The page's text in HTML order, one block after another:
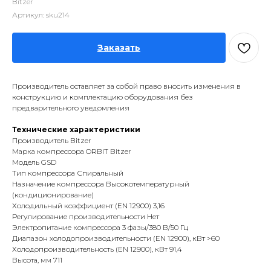
Артикул: sku214
Заказать
Производитель оставляет за собой право вносить изменения в
конструкцию и комплектацию оборудования без
предварительного уведомления
Технические характеристики
Производитель Bitzer
Марка компрессора ORBIT Bitzer
Модель GSD
Тип компрессора Спиральный
Назначение компрессора Высокотемпературный
(кондиционирование)
Холодильный коэффициент (EN 12900) 3,16
Регулирование производительности Нет
Электропитание компрессора 3 фазы/380 В/50 Гц
Диапазон холодопроизводительности (EN 12900), кВт >60
Холодопроизводительность (EN 12900), кВт 91,4
Высота, мм 711